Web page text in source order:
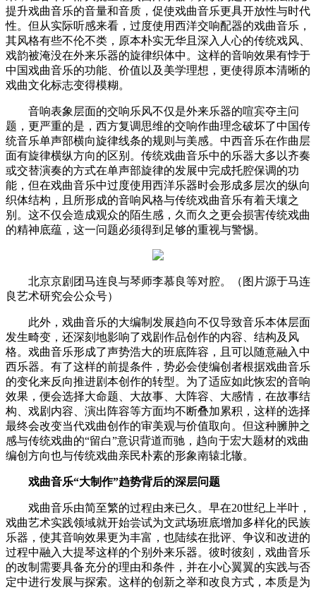
提升戏曲音乐的音量和音质，促使戏曲音乐更具开放性与时代
性。但从实际听感来看，过度使用西洋交响配器的戏曲音乐，
其风格有些不伦不类，原本朴实无华且深入人心的传统戏风、
戏韵被淹没在外来乐器的旋律织体中。这样的音响效果有悖于
中国戏曲音乐的功能、价值以及美学理想，更使得原本清晰的
戏曲文化标志变得模糊。
音响表象层面的交响乐风不仅是外来乐器的喧宾夺主问
题，更严重的是，西方复调思维的交响作曲理念破坏了中国传
统音乐单声部横向旋律线条的规则与美感。中西音乐在作曲层
面有旋律横纵方向的区别。传统戏曲音乐中的乐器大多以齐奏
或交替演奏的方式在单声部旋律的发展中完成托腔保调的功
能，但在戏曲音乐中过度使用西洋乐器时会形成多层次的纵向
织体结构，且所形成的音响风格与传统戏曲音乐有着天壤之
别。这不仅会造成观众的陌生感，久而久之更会损害传统戏曲
的精神底蕴，这一问题必须得到足够的重视与警惕。
北京京剧团马连良与琴师李慕良等对腔。（图片源于马连
良艺术研究会公众号）
此外，戏曲音乐的大编制发展趋向不仅导致音乐本体层面
发生畸变，还深刻地影响了戏剧作品创作的内容、结构及风
格。戏曲音乐形成了声势浩大的班底阵容，且可以随意融入中
西乐器。有了这样的前提条件，势必会使编创者根据戏曲音乐
的变化来反向推进剧本创作的转型。为了适应如此恢宏的音响
效果，便会选择大命题、大故事、大阵容、大感情，在故事结
构、戏剧内容、演出阵容等方面均不断叠加累积，这样的选择
最终会改变当代戏曲创作的审美观与价值取向。但这种臃肿之
感与传统戏曲的“留白”意识背道而驰，趋向于宏大题材的戏曲
编创方向也与传统戏曲亲民朴素的形象南辕北辙。
戏曲音乐“大制作”趋势背后的深层问题
戏曲音乐由简至繁的过程由来已久。早在20世纪上半叶，
戏曲艺术实践领域就开始尝试为文武场班底增加多样化的民族
乐器，使其音响效果更为丰富，也陆续在批评、争议和改进的
过程中融入大提琴这样的个别外来乐器。彼时彼刻，戏曲音乐
的改制需要具备充分的理由和条件，并在小心翼翼的实践与否
定中进行发展与探索。这样的创新之举和改良方式，本质是为